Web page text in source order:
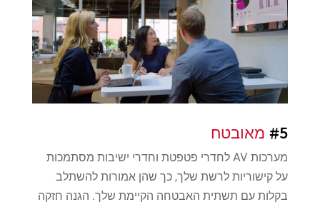
#5מאובטח
מערכות AV לחדרי פטפטת וחדרי ישיבות מסתמכות
על קישוריות לרשת שלך, כך שהן אמורות להשתלב
בקלות עם תשתית האבטחה הקיימת שלך. הגנה חזקה